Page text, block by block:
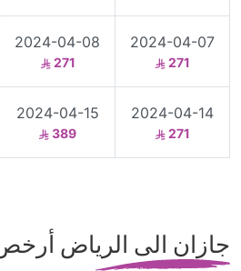
2024-04-07
271
2024-04-08
271
2024-04-14
271
2024-04-15
389
جازان الى الرياض